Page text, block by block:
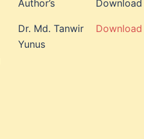
Author’s Download
Dr. Md. Tanwir
Yunus
Download